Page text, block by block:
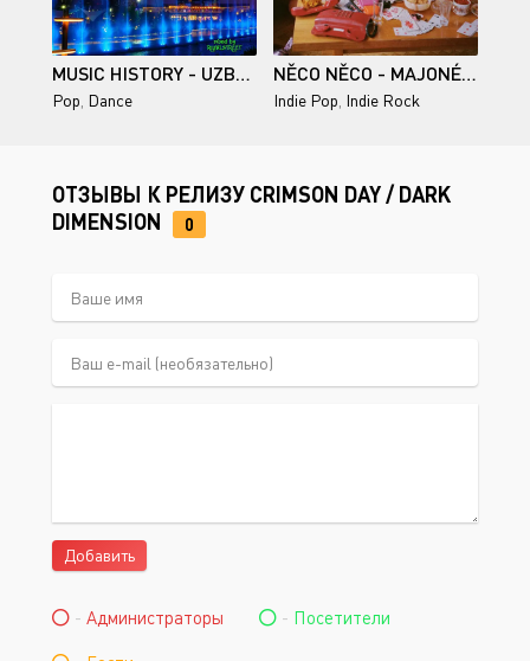
MUSIC HISTORY - UZBEK
Pop Dance
NĚCO NĚCO - MAJONÉZA - 2026
Indie Pop Indie Rock
ОТЗЫВЫ К РЕЛИЗУ CRIMSON DAY / DARK
DIMENSION
0
Добавить
- Администраторы - Посетители